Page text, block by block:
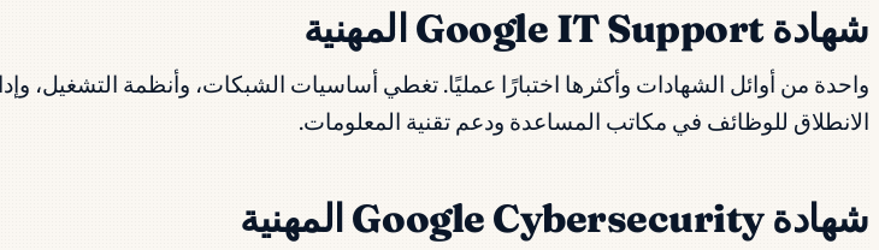
شهادة Google IT Support المهنية
واحدة من أوائل الشهادات وأكثرها اختبارًا عمليًا. تغطي أساسيات الشبكات، وأنظمة التشغيل،
الانطلاق للوظائف في مكاتب المساعدة ودعم تقنية المعلومات.
شهادة Google Cybersecurity المهنية